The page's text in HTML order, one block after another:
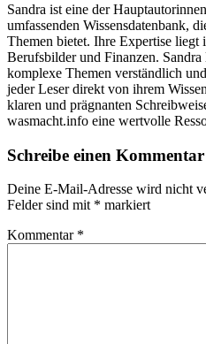
Sandra ist eine der
umfassenden Wissensdatenbank,
Themen bietet. Ihre Expertise liegt
Berufsbilder und Finanzen.
komplexe Themen verständlich
jeder Leser direkt von ihrem
klaren und prägnanten
wasmacht.info eine wertvolle
Schreibe einen Kommentar
Deine E-Mail-Adresse wird nicht
Felder sind mit * markiert
Kommentar *